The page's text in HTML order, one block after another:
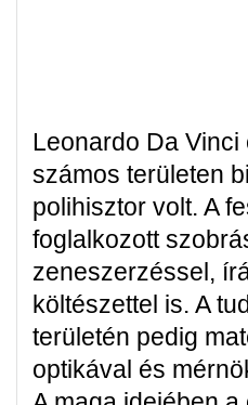
Leonardo Da
számos területen
polihisztor volt. A
foglalkozott
zeneszerzéssel,
költészettel is. A
területén pedig
optikával és